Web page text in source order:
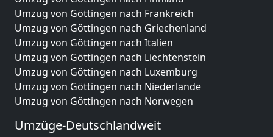
Umzug von Göttingen nach Frankreich
Umzug von Göttingen nach Griechenland
Umzug von Göttingen nach Italien
Umzug von Göttingen nach Liechtenstein
Umzug von Göttingen nach Luxemburg
Umzug von Göttingen nach Niederlande
Umzug von Göttingen nach Norwegen
Umzüge-Deutschlandweit